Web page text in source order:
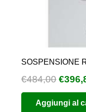
SOSPENSIONE
€484,00 Il
€
Aggiungi al